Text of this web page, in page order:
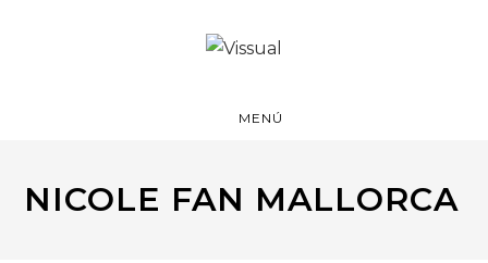
MENÚ
NICOLE FAN MALLORCA